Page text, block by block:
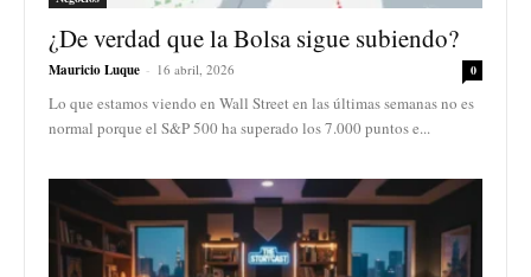
¿De verdad que la Bolsa sigue subiendo?
Mauricio Luque - 16 abril, 2026 0
Lo que estamos viendo en Wall Street en las últimas semanas no es
normal porque el S&P 500 ha superado los 7.000 puntos e...